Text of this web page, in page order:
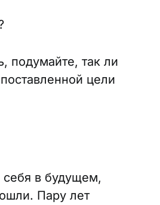
подумайте, так ли
цели
в будущем,
Пару лет